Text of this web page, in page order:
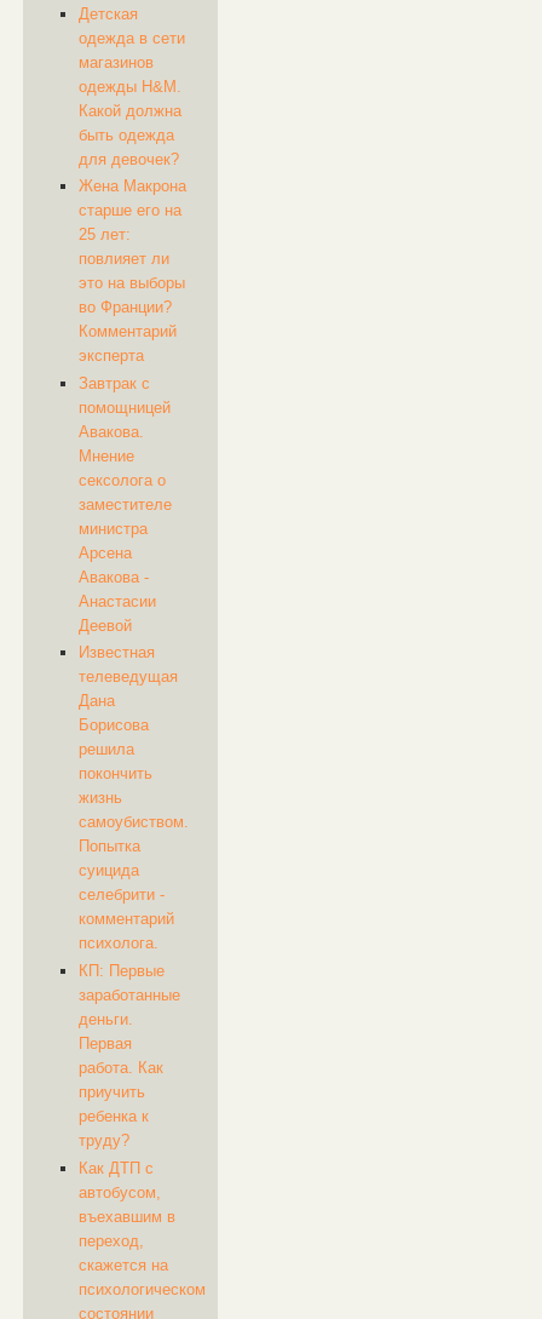
Детская
одежда в сети
магазинов
одежды H&M.
Какой должна
быть одежда
для девочек?
Жена Макрона
старше его на
25 лет:
повлияет ли
это на выборы
во Франции?
Комментарий
эксперта
Завтрак с
помощницей
Авакова.
Мнение
сексолога о
заместителе
министра
Арсена
Авакова -
Анастасии
Деевой
Известная
телеведущая
Дана
Борисова
решила
покончить
жизнь
самоубиством.
Попытка
суицида
селебрити -
комментарий
психолога.
КП: Первые
заработанные
деньги.
Первая
работа. Как
приучить
ребенка к
труду?
Как ДТП с
автобусом,
въехавшим в
переход,
скажется на
психологическом
состоянии